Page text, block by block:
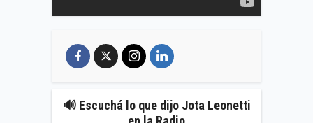
🔊 Escuchá lo que dijo Jota Leonetti